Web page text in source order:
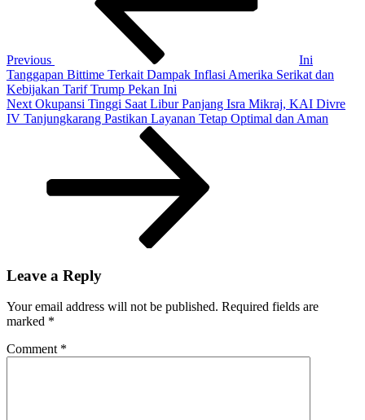
Wilayah
Terdampak
Bencana
Aceh,
Kementerian
PU
Tambah
57
Titik
Sumur
Bor
Previous
Ini
Tanggapan Bittime Terkait Dampak Inflasi Amerika Serikat dan
Kebijakan Tarif Trump Pekan Ini
Next
Post
Next Okupansi Tinggi Saat Libur Panjang Isra Mikraj, KAI Divre
IV Tanjungkarang Pastikan Layanan Tetap Optimal dan Aman
Leave a Reply
Your email address will not be published. Required fields are
marked *
Comment *